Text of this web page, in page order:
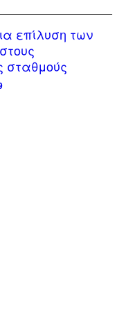
επίλυση των
σταθμούς